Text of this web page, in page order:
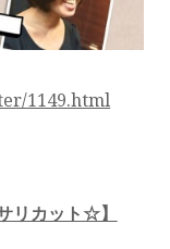
1149.html
リカット☆】